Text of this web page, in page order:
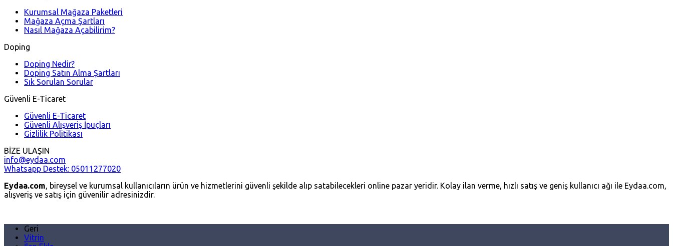
Kurumsal Mağaza Paketleri
Mağaza Açma Şartları
Nasıl Mağaza Açabilirim?
Doping
Doping Nedir?
Doping Satın Alma Şartları
Sık Sorulan Sorular
Güvenli E-Ticaret
Güvenli E-Ticaret
Güvenli Alışveriş İpuçları
Gizlilik Politikası
BİZE ULAŞIN
info@eydaa.com
Whatsapp Destek: 05011277020
Eydaa.com, bireysel ve kurumsal kullanıcıların ürün ve hizmetlerini güvenli şekilde alıp satabilecekleri online pazar yeridir. Kolay ilan verme, hızlı satış ve geniş kullanıcı ağı ile Eydaa.com,
alışveriş ve satış için güvenilir adresinizdir.
Geri
Vitrin